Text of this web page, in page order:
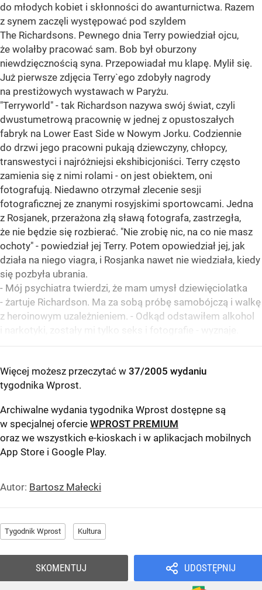
do młodych kobiet i skłonności do awanturnictwa. Razem
z synem zaczęli występować pod szyldem
The Richardsons. Pewnego dnia Terry powiedział ojcu,
że wolałby pracować sam. Bob był oburzony
niewdzięcznością syna. Przepowiadał mu klapę. Mylił się.
Już pierwsze zdjęcia Terry`ego zdobyły nagrody
na prestiżowych wystawach w Paryżu.
"Terryworld" - tak Richardson nazywa swój świat, czyli
dwustumetrową pracownię w jednej z opustoszałych
fabryk na Lower East Side w Nowym Jorku. Codziennie
do drzwi jego pracowni pukają dziewczyny, chłopcy,
transwestyci i najróżniejsi ekshibicjoniści. Terry często
zamienia się z nimi rolami - on jest obiektem, oni
fotografują. Niedawno otrzymał zlecenie sesji
fotograficznej ze znanymi rosyjskimi sportowcami. Jedna
z Rosjanek, przerażona złą sławą fotografa, zastrzegła,
że nie będzie się rozbierać. "Nie zrobię nic, na co nie masz
ochoty" - powiedział jej Terry. Potem opowiedział jej, jak
działa na niego viagra, i Rosjanka nawet nie wiedziała, kiedy
się pozbyła ubrania.
- Mój psychiatra twierdzi, że mam umysł dziewięciolatka
- żartuje Richardson. Ma za sobą próbę samobójczą i walkę
z heroinowym uzależnieniem. - Odkąd odstawiłem alkohol
i narkotyki, zostały mi tylko seks i fotografie - wyznaje.
Więcej możesz przeczytać w 37/2005 wydaniu
tygodnika Wprost.
Archiwalne wydania tygodnika Wprost dostępne są
w specjalnej ofercie WPROST PREMIUM
oraz we wszystkich e-kioskach i w aplikacjach mobilnych
App Store i Google Play.
Autor: Bartosz Małecki
Tygodnik Wprost Kultura
UDOSTĘPNIJ
SKOMENTUJ